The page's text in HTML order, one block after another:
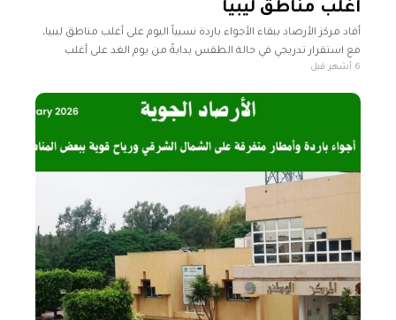
أغلب مناطق ليبيا
أفاد مركز الأرصاد ببقاء الأجواء باردة نسبياً اليوم على أغلب مناطق ليبيا،
مع استقرار تدريجي في حالة الطقس بدايةً من يوم الغد على أغلب
مناطق البلاد. رأس إجدير حتى سرت-
6 أشهر قبل